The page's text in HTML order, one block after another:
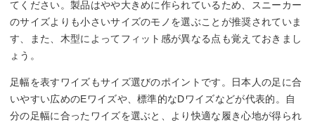
てください。製品はやや大きめに作られているため、スニーカー
のサイズよりも小さいサイズのモノを選ぶことが推奨されていま
す、また、木型によってフィット感が異なる点も覚えておきまし
ょう。
足幅を表すワイズもサイズ選びのポイントです。日本人の足に合
いやすい広めのEワイズや、標準的なDワイズなどが代表的。自
分の足幅に合ったワイズを選ぶと、より快適な履き心地が得られ